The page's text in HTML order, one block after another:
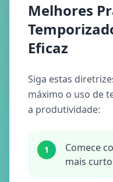
Melhores
Eficaz
Siga estas
máximo o uso de
a produtividade:
1
Comece
mais